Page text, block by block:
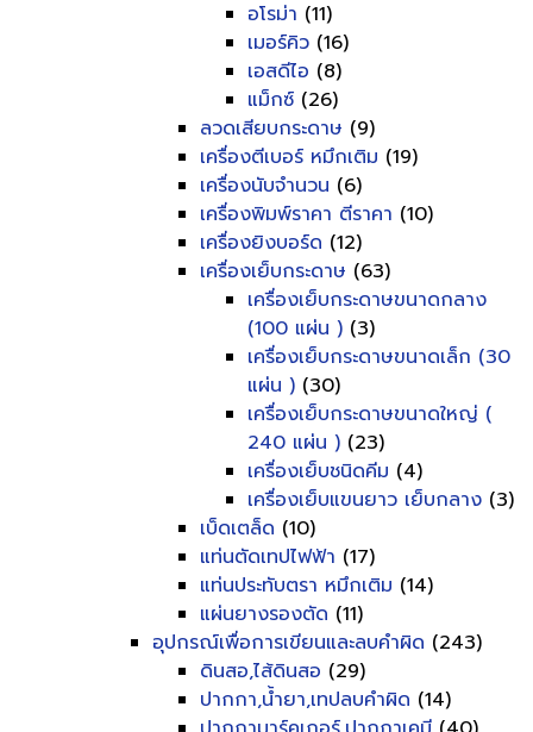
อโรม่า (11)
เมอร์คิว (16)
เอสดีไอ (8)
แม็กซ์ (26)
ลวดเสียบกระดาษ (9)
เครื่องตีเบอร์ หมึกเติม (19)
เครื่องนับจำนวน (6)
เครื่องพิมพ์ราคา ตีราคา (10)
เครื่องยิงบอร์ด (12)
เครื่องเย็บกระดาษ (63)
เครื่องเย็บกระดาษขนาดกลาง
(100 แผ่น ) (3)
เครื่องเย็บกระดาษขนาดเล็ก (30
แผ่น ) (30)
เครื่องเย็บกระดาษขนาดใหญ่ (
240 แผ่น ) (23)
เครื่องเย็บชนิดคีม (4)
เครื่องเย็บแขนยาว เย็บกลาง (3)
เบ็ดเตล็ด (10)
แท่นตัดเทปไฟฟ้า (17)
แท่นประทับตรา หมึกเติม (14)
แผ่นยางรองตัด (11)
อุปกรณ์เพื่อการเขียนและลบคำผิด (243)
ดินสอ,ไส้ดินสอ (29)
ปากกา,น้ำยา,เทปลบคำผิด (14)